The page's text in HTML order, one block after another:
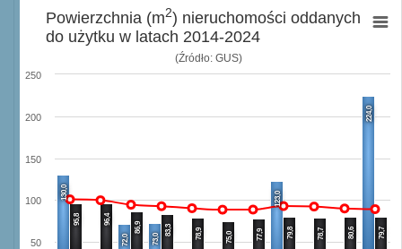
(Źródło: GUS)
130,0
72,0 73,0
123,0
224,0
95,8 96,4
86,9 83,3 78,9 75,0 77,9 79,8 78,7 80,6 79,7
50
100
150
200
250
Powierzchnia (m2) nieruchomości oddanych
do użytku w latach 2014-2024